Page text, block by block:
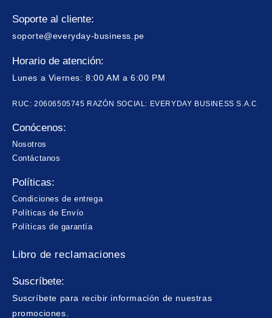
Soporte al cliente:
soporte@everyday-business.pe
Horario de atención:
Lunes a Viernes: 8:00 AM a 6:00 PM
RUC: 20606505745 RAZÓN SOCIAL: EVERYDAY BUSINESS S.A.C
Conócenos:
Nosotros
Contáctanos
Políticas:
Condiciones de entrega
Políticas de Envío
Políticas de garantía
Libro de reclamaciones
Suscríbete:
Suscríbete para recibir información de nuestras
promociones.